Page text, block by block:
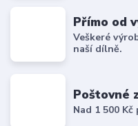
Přímo od
Veškeré
naší dílně.
Poštovné
Nad 1 500